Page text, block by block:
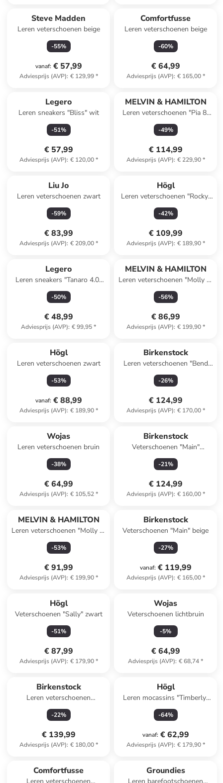
Steve Madden
Leren veterschoenen beige
-55%
vanaf: € 57,99
Adviesprijs (AVP): € 129,99*
Comfortfusse
Leren veterschoenen beige
-60%
€ 64,99
Adviesprijs (AVP): € 165,00*
Legero
Leren sneakers "Bliss" wit
-51%
€ 57,99
Adviesprijs (AVP): € 120,00*
MELVIN & HAMILTON
Leren veterschoenen "Pia 8"
zwart
-49%
€ 114,99
Adviesprijs (AVP): € 229,90*
Liu Jo
Leren veterschoenen zwart
-59%
€ 83,99
Adviesprijs (AVP): € 209,00*
Högl
Leren veterschoenen "Rocky"
donkerblauw
-42%
€ 109,99
Adviesprijs (AVP): € 189,90*
Legero
Leren sneakers "Tanaro 4.0"
blauw
-50%
€ 48,99
Adviesprijs (AVP): € 99,95*
MELVIN & HAMILTON
Leren veterschoenen "Molly 2"
grijs/zilverkleurig/beige
-56%
€ 86,99
Adviesprijs (AVP): € 199,90*
Högl
Leren veterschoenen zwart
-53%
vanaf: € 88,99
Adviesprijs (AVP): € 189,90*
Birkenstock
Leren veterschoenen "Bend
Low Decon" zwart - wijdte N
-26%
€ 124,99
Adviesprijs (AVP): € 170,00*
Wojas
Leren veterschoenen bruin
-38%
€ 64,99
Adviesprijs (AVP): € 105,52*
Birkenstock
Veterschoenen "Main"
antraciet
-21%
€ 124,99
Adviesprijs (AVP): € 160,00*
MELVIN & HAMILTON
Leren veterschoenen "Molly 2"
paars/lichtroze/beige
-53%
€ 91,99
Adviesprijs (AVP): € 199,90*
Birkenstock
Veterschoenen "Main" beige
-27%
vanaf: € 119,99
Adviesprijs (AVP): € 165,00*
Högl
Veterschoenen "Sally" zwart
-51%
€ 87,99
Adviesprijs (AVP): € 179,90*
Wojas
Veterschoenen lichtbruin
-5%
€ 64,99
Adviesprijs (AVP): € 68,74*
Birkenstock
Leren veterschoenen
"Highwood" zwart - wijdte S
-22%
€ 139,99
Adviesprijs (AVP): € 180,00*
Högl
Leren mocassins "Timberly"
donkerblauw
-64%
vanaf: € 62,99
Adviesprijs (AVP): € 179,90*
Comfortfusse Groundies